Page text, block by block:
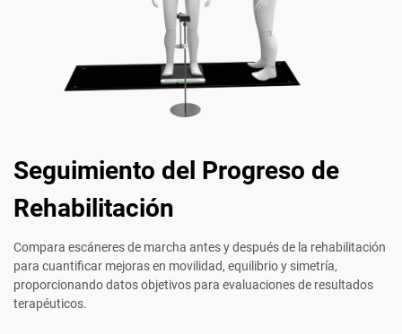
Seguimiento del Progreso de
Rehabilitación
Compara escáneres de marcha antes y después de la rehabilitación
para cuantificar mejoras en movilidad, equilibrio y simetría,
proporcionando datos objetivos para evaluaciones de resultados
terapéuticos.